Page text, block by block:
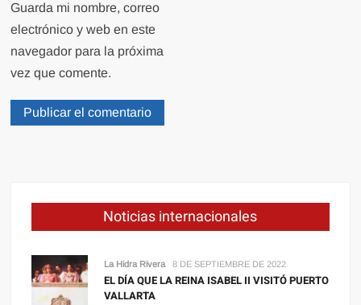
Guarda mi nombre, correo
electrónico y web en este
navegador para la próxima
vez que comente.
Noticias internacionales
La Hidra Rivera 8 DE SEPTIEMBRE DE 2022
EL DÍA QUE LA REINA ISABEL II VISITÓ PUERTO
VALLARTA